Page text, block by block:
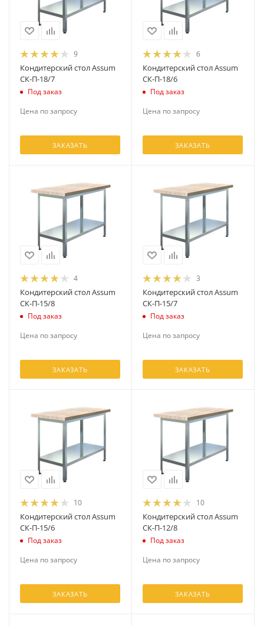
9
Кондитерский стол Assum
СК-П-18/7
Под заказ
Цена по запросу
ЗАКАЗАТЬ
6
Кондитерский стол Assum
СК-П-18/6
Под заказ
Цена по запросу
ЗАКАЗАТЬ
4
Кондитерский стол Assum
СК-П-15/8
Под заказ
Цена по запросу
ЗАКАЗАТЬ
3
Кондитерский стол Assum
СК-П-15/7
Под заказ
Цена по запросу
ЗАКАЗАТЬ
10
Кондитерский стол Assum
СК-П-15/6
Под заказ
Цена по запросу
ЗАКАЗАТЬ
10
Кондитерский стол Assum
СК-П-12/8
Под заказ
Цена по запросу
ЗАКАЗАТЬ